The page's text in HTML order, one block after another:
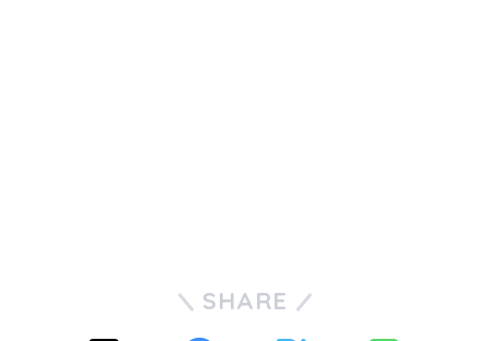
SHARE